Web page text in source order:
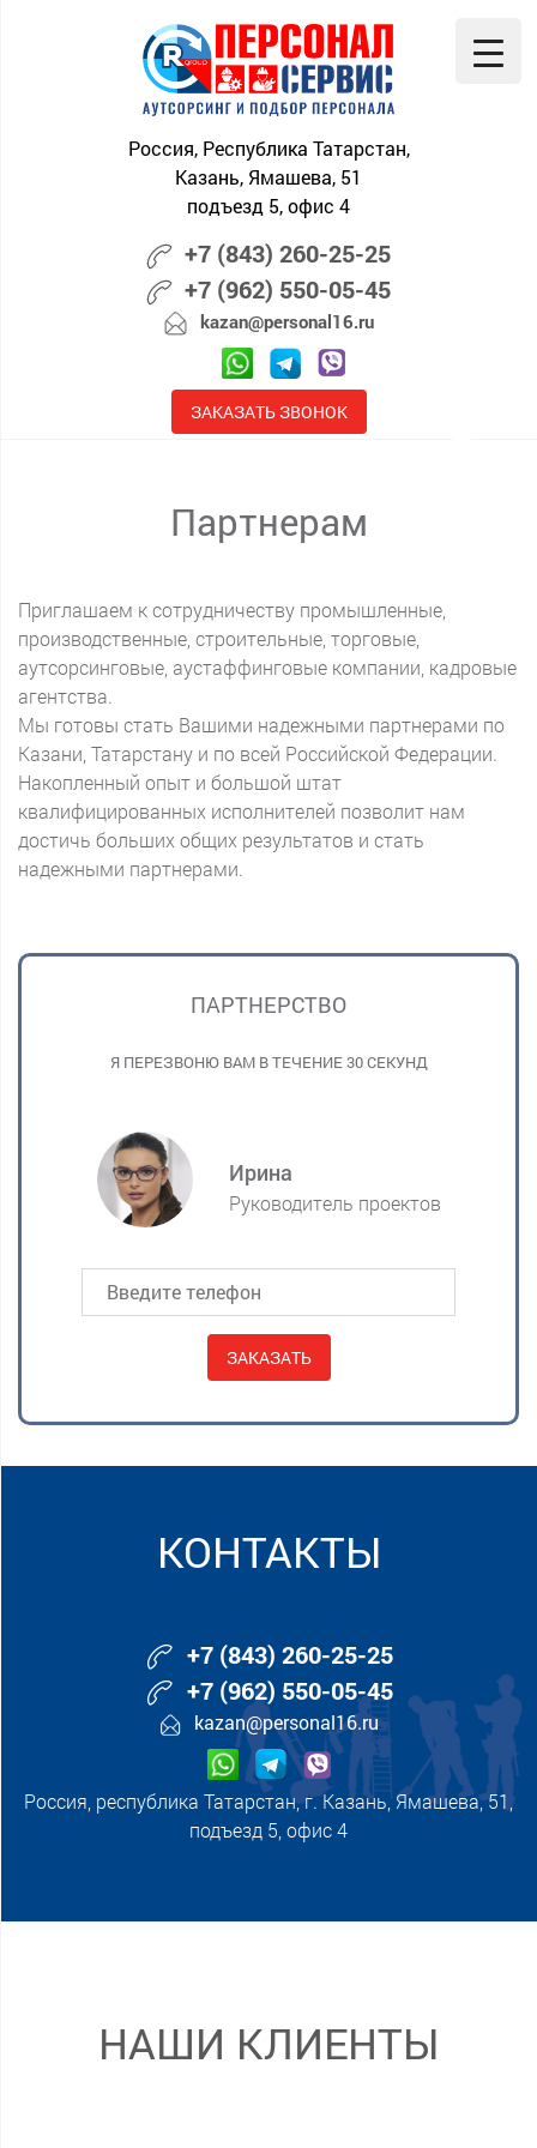
Россия, Республика Татарстан,
Казань, Ямашева, 51
подъезд 5, офис 4
+7 (843) 260-25-25
+7 (962) 550-05-45
kazan@personal16.ru
ЗАКАЗАТЬ ЗВОНОК
Партнерам
Приглашаем к сотрудничеству промышленные,
производственные, строительные, торговые,
аутсорсинговые, аустаффинговые компании, кадровые
агентства.
Мы готовы стать Вашими надежными партнерами по
Казани, Татарстану и по всей Российской Федерации.
Накопленный опыт и большой штат
квалифицированных исполнителей позволит нам
достичь больших общих результатов и стать
надежными партнерами.
ПАРТНЕРСТВО
Я ПЕРЕЗВОНЮ ВАМ В ТЕЧЕНИЕ 30 СЕКУНД
Ирина
Руководитель проектов
КОНТАКТЫ
+7 (843) 260-25-25
+7 (962) 550-05-45
kazan@personal16.ru
Россия, республика Татарстан, г. Казань, Ямашева, 51,
подъезд 5, офис 4
НАШИ КЛИЕНТЫ